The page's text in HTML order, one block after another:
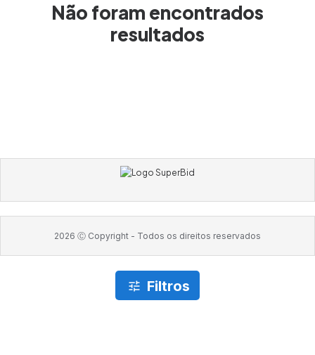
Filtros
Não foram encontrados
resultados
2026 Ⓒ Copyright - Todos os direitos reservados